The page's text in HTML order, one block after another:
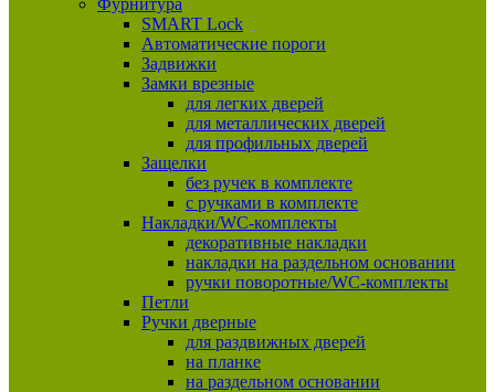
Фурнитура
SMART Lock
Автоматические пороги
Задвижки
Замки врезные
для легких дверей
для металлических дверей
для профильных дверей
Защелки
без ручек в комплекте
с ручками в комплекте
Накладки/WC-комплекты
декоративные накладки
накладки на раздельном основании
ручки поворотные/WC-комплекты
Петли
Ручки дверные
для раздвижных дверей
на планке
на раздельном основании